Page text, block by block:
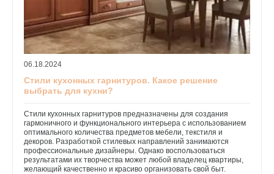
06.18.2024
Стили кухонных гарнитуров. Какое решение
выбрать для кухни?
Стили кухонных гарнитуров предназначены для создания
гармоничного и функционального интерьера с использованием
оптимального количества предметов мебели, текстиля и
декоров. Разработкой стилевых направлений занимаются
профессиональные дизайнеры. Однако воспользоваться
результатами их творчества может любой владелец квартиры,
желающий качественно и красиво организовать свой быт.